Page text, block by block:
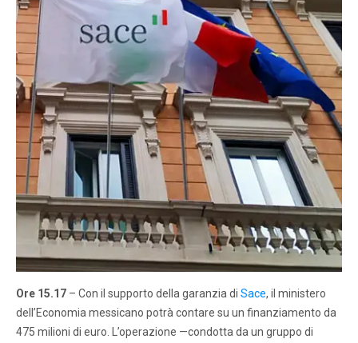
Ore 15.17 – Con il supporto della garanzia di Sace, il ministero
dell’Economia messicano potrà contare su un finanziamento da
475 milioni di euro. L’operazione —condotta da un gruppo di